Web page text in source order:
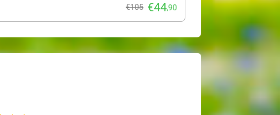
€105 €44,90